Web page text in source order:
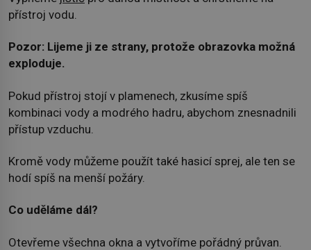
přístroj vodu.
Pozor: Lijeme ji ze strany, protože obrazovka možná
exploduje.
Pokud přístroj stojí v plamenech, zkusíme spíš
kombinaci vody a modrého hadru, abychom znesnadnili
přístup vzduchu.
Kromě vody můžeme použít také hasicí sprej, ale ten se
hodí spíš na menší požáry.
Co uděláme dál?
Otevřeme všechna okna a vytvoříme pořádný průvan.